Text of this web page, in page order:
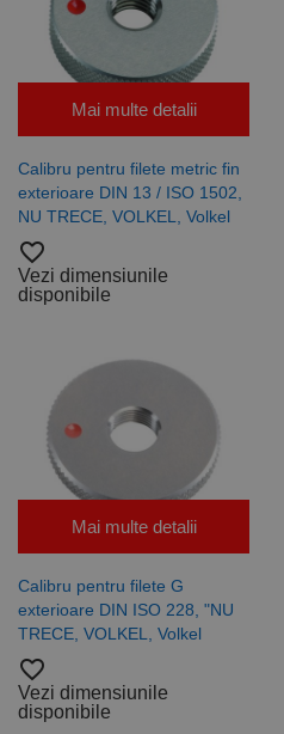
Mai multe detalii
Calibru pentru filete metric fin
exterioare DIN 13 / ISO 1502,
NU TRECE, VOLKEL, Volkel
favorite_border
Vezi dimensiunile
disponibile
Mai multe detalii
Calibru pentru filete G
exterioare DIN ISO 228, "NU
TRECE, VOLKEL, Volkel
favorite_border
Vezi dimensiunile
disponibile